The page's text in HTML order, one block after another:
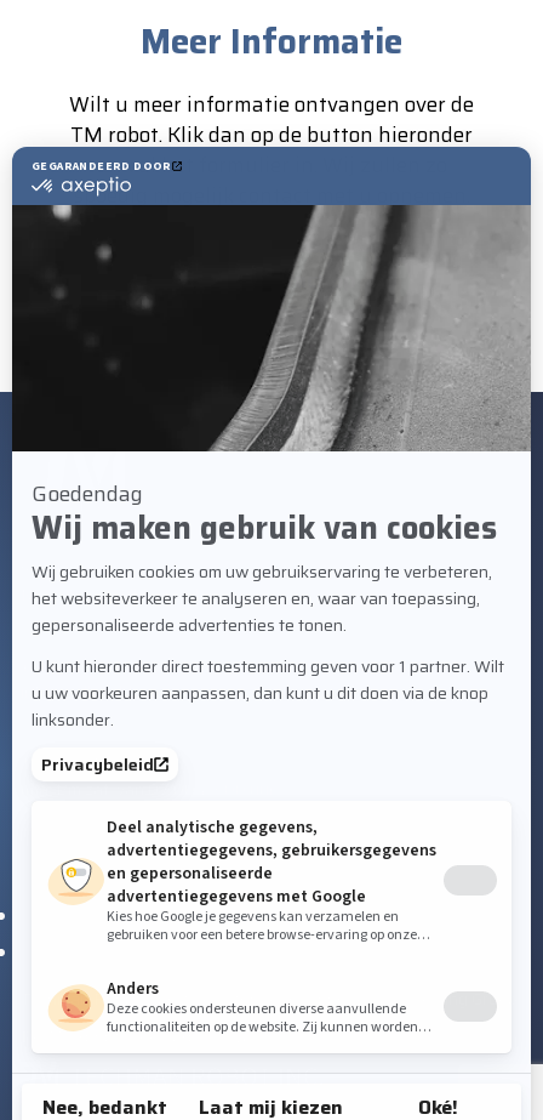
Meer Informatie
Wilt u meer informatie ontvangen over de
TM robot. Klik dan op de button hieronder
en vul het formulier in. Wij zullen zo
spoedig mogelijk contact met u opnemen.
Neem contact op
BEZOEKADRES
Staalindustrieweg 21
NL-2952 AT Alblasserdam
CONTACT
+31 78 69 170 11
info@valkwelding.com
Tel. +31 6 54 211 811
VOLG ONS OP SOCIAL MEDIA
Techman Robot wordt gedistribueerd door deValk Welding Groep
De TM-robot is een product van